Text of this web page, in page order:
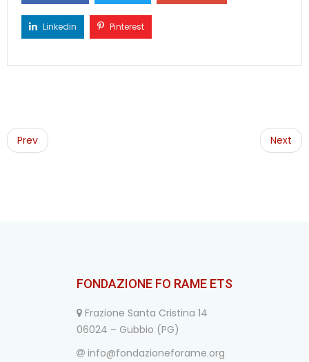
Linkedin Pinterest
Post
navigation
Prev Next
FONDAZIONE FO RAME ETS
Frazione Santa Cristina 14
06024 – Gubbio (PG)
info@fondazioneforame.org